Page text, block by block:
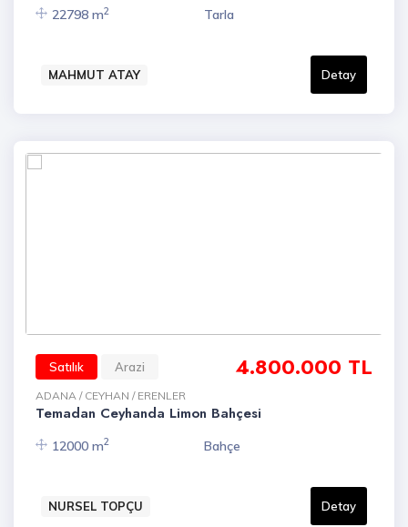
22798 m2 Tarla
MAHMUT ATAY Detay
Satılık Arazi 4.800.000 TL
ADANA / CEYHAN / ERENLER
Temadan Ceyhanda Limon Bahçesi
12000 m2 Bahçe
NURSEL TOPÇU Detay